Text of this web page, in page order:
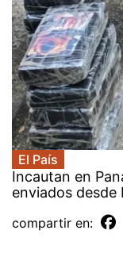
El País
Incautan en
enviados desde
compartir en: